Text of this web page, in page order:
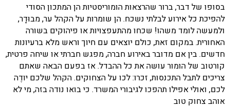
בסופו של דבר, ברור שהרצאות הומוריסטיות הן המתכון הסודי
להפיכת כל אירוע לבלתי נשכח. הן שומרות על הקהל ער, מבוּדָר,
ולמעשה לומד משהו! שכחו מהתעפצויות או פיהוקים בשורה
האחורית. במקום זאת, כולם יוצאים עם חיוך וראש מלא ברעיונות
חדשים. בין אם מדובר באירוע חברה, מפגש חברתי או שיחה פרטית,
קורטוב של הומור עושה את כל ההבדל. אז בפעם הבאה שאתם
צריכים לתבל התכנסות, זכרו: לכו על הצחוקים. הקהל שלכם יודֶה
לכם, ואולי אפילו תהפכו לגיבורי המשרד. כי בואו נודה בזה, מי לא
אוהב צחוק טוב